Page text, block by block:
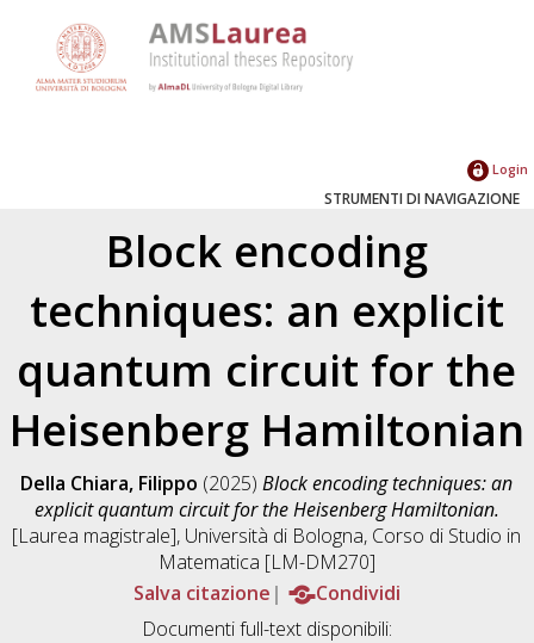
Login
STRUMENTI DI NAVIGAZIONE
Block encoding
techniques: an explicit
quantum circuit for the
Heisenberg Hamiltonian
Della Chiara, Filippo (2025)Block encoding techniques: an
explicit quantum circuit for the Heisenberg Hamiltonian.
[Laurea magistrale], Università di Bologna, Corso di Studio in
Matematica [LM-DM270]
Salva citazione
Condividi
Documenti full-text disponibili: